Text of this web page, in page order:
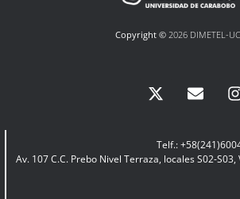
Copyright © 2026 DIMETEL-UC
Telf.:
Av. 107 C.C. Prebo Nivel Terraza, locales S02-